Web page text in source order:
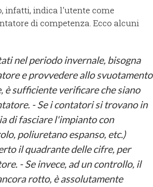
infatti, indica l'utente come
di competenza. Ecco alcuni
nel periodo invernale, bisogna
e provvedere allo svuotamento
è sufficiente verificare che siano
- Se i contatori si trovano in
di fasciare l'impianto con
poliuretano espanso, etc.)
il quadrante delle cifre, per
- Se invece, ad un controllo, il
rotto, è assolutamente